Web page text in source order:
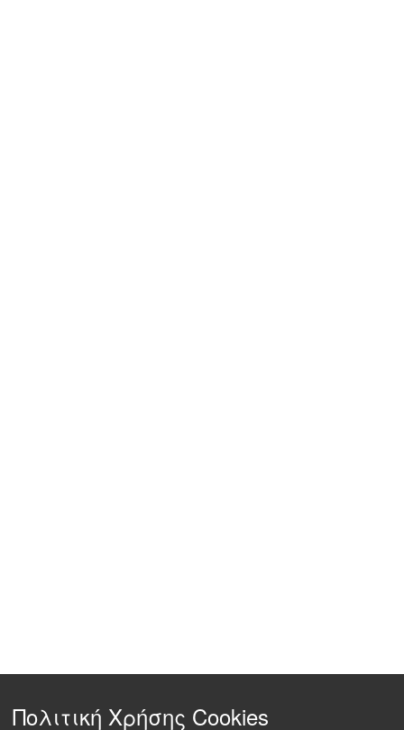
Πολιτική Χρήσης Cookies